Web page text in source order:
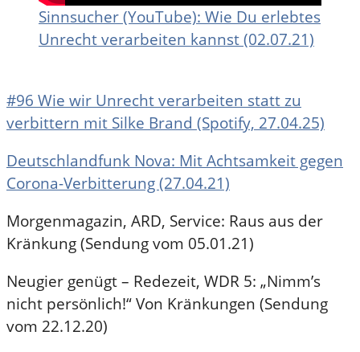
Sinnsucher (YouTube): Wie Du erlebtes
Unrecht verarbeiten kannst (02.07.21)
#96 Wie wir Unrecht verarbeiten statt zu
verbittern mit Silke Brand (Spotify, 27.04.25)
Deutschlandfunk Nova: Mit Achtsamkeit gegen
Corona-Verbitterung (27.04.21)
Morgenmagazin, ARD, Service: Raus aus der
Kränkung (Sendung vom 05.01.21)
Neugier genügt – Redezeit, WDR 5: „Nimm’s
nicht persönlich!“ Von Kränkungen (Sendung
vom 22.12.20)